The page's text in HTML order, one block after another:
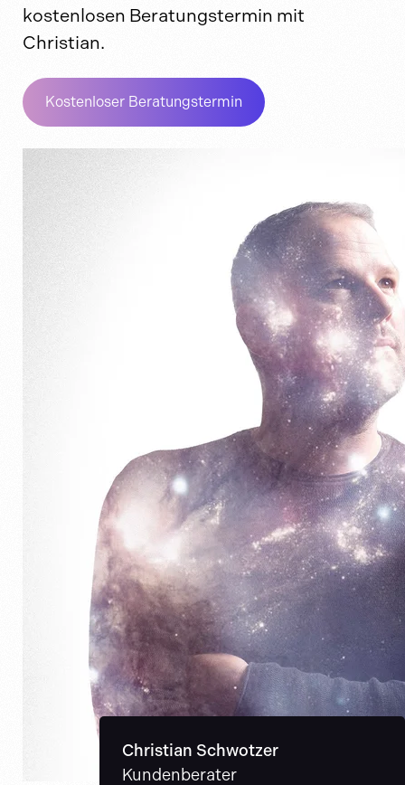
kostenlosen Beratungstermin mit
Christian.
Kostenloser Beratungstermin
Christian Schwotzer
Kundenberater